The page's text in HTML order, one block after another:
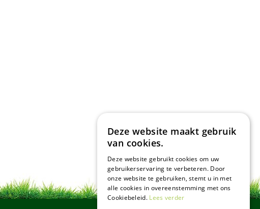
Deze website maakt gebruik
van cookies.
Deze website gebruikt cookies om uw
gebruikerservaring te verbeteren. Door
onze website te gebruiken, stemt u in met
alle cookies in overeenstemming met ons
Cookiebeleid. Lees verder